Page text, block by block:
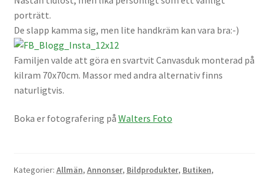
Mitt konto
Varukorg
Walters Bloggen
porträtt.
De slapp kamma sig, men lite handkräm kan vara bra:-)
Familjen valde att göra en svartvit Canvasduk monterad på
kilram 70x70cm. Massor med andra alternativ finns
naturligtvis.
Boka er fotografering på Walters Foto
Kategorier: Allmän, Annonser, Bildprodukter, Butiken,